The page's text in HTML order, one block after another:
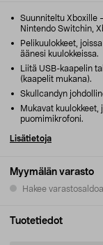
Myymälän varasto
Hakee
Suunniteltu Xboxille
Nintendo Switchin,
Pelikuulokkeet,
äänesi kuulokkeissa.
Liitä USB-kaapelin
(kaapelit mukana).
Skullcandyn
Mukavat
puomimikrofoni.
Lisätietoja
Tuotetiedot